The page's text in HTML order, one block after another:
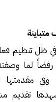
ظل تنظيم
رفضاً لما
وفي
تقديم